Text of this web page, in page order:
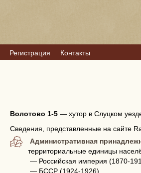
Регистрация Контакты
Волотово 1-5— хутор в Слуцком
Сведения, представленные на сайте
Административная
территориальные единицы
— Российская империя (1870-
— БССР (1924-1926),